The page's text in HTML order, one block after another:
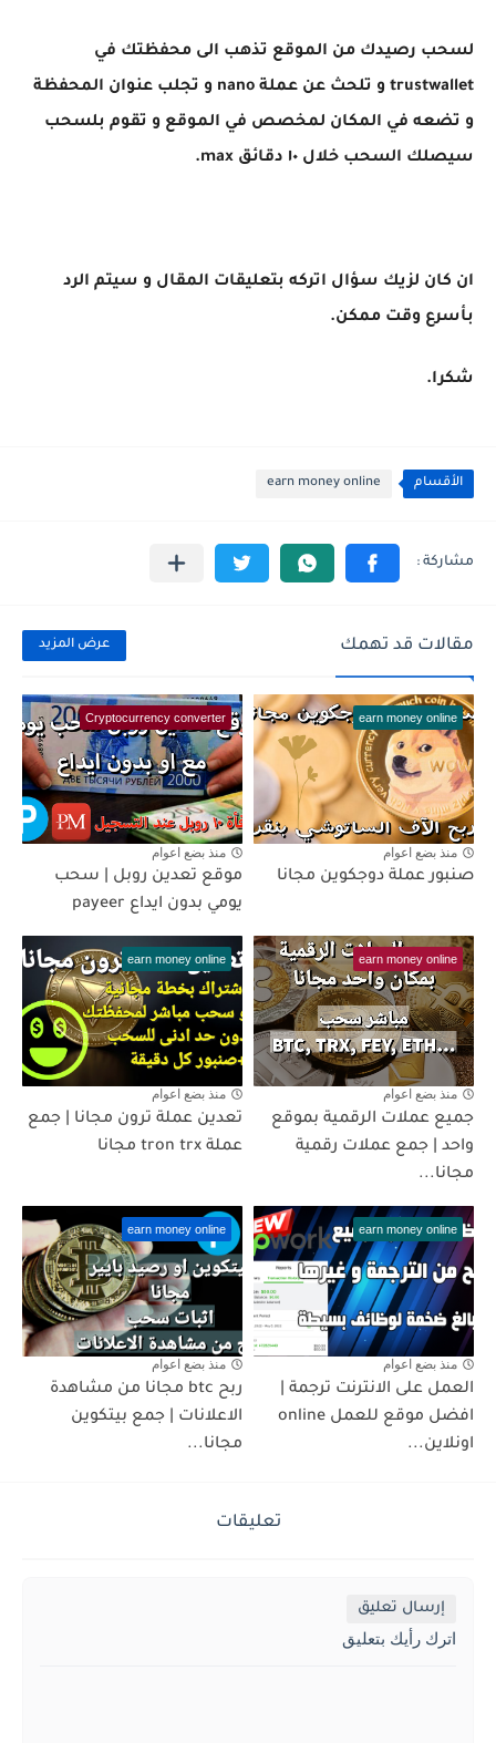
لسحب رصيدك من الموقع تذهب الى محفظتك في
trustwallet و تلحث عن عملة nano و تجلب عنوان المحفظة
و تضعه في المكان لمخصص في الموقع و تقوم بلسحب
سيصلك السحب خلال ١٠ دقائق max.
ان كان لزيك سؤال اتركه بتعليقات المقال و سيتم الرد
بأسرع وقت ممكن.
شكرا.
الأقسام earn money online
مقالات قد تهمك عرض المزيد
earn money online
منذ بضع اعوام
صنبور عملة دوجكوين مجانا
Cryptocurrency converter
منذ بضع اعوام
موقع تعدين روبل | سحب
يومي بدون ايداع payeer
earn money online
منذ بضع اعوام
جميع عملات الرقمية بموقع
واحد | جمع عملات رقمية
مجانا...
earn money online
منذ بضع اعوام
تعدين عملة ترون مجانا | جمع
عملة tron trx مجانا
earn money online
منذ بضع اعوام
العمل على الانترنت ترجمة |
افضل موقع للعمل online
اونلاين...
earn money online
منذ بضع اعوام
ربح btc مجانا من مشاهدة
الاعلانات | جمع بيتكوين
مجانا...
تعليقات
إرسال تعليق
اترك رأيك بتعليق